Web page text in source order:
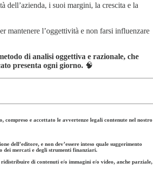
dell’azienda, i suoi margini, la crescita e la
mantenere l’oggettività e non farsi influenzare
di analisi oggettiva e razionale, che
presenta ogni giorno. 🧠
e accettato le avvertenze legali contenute nel nostro
dell’editore, e non dev’essere inteso quale suggerimento
dei mercati e degli strumenti finanziari.
di contenuti e/o immagini e/o video, anche parziale,